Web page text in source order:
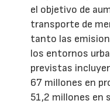
el objetivo de
transporte de
tanto las
los entornos
previstas
67 millones en
51,2 millones en